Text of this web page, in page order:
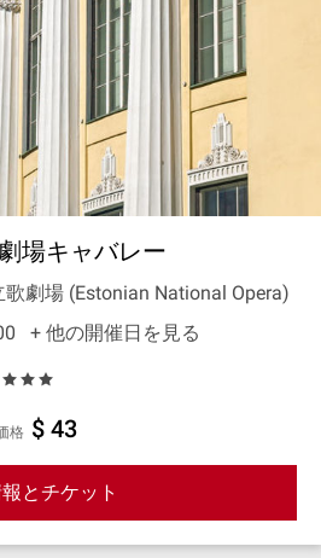
場キャバレー
劇場 (Estonian National Opera)
+ 他の開催日を見る
格 $ 43
とチケット